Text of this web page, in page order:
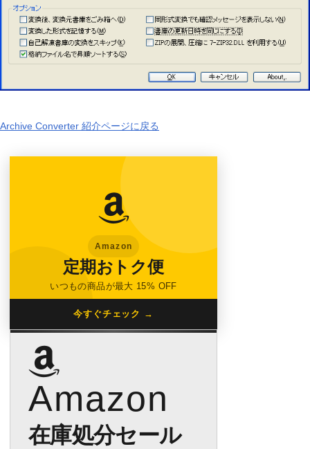
Archive Converter 紹介ページに戻る
Amazon
定期おトク便
いつもの商品が最大 15% OFF
今すぐチェック →
Amazon
在庫処分セール